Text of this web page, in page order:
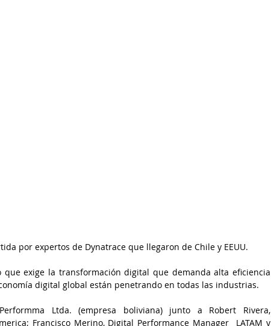
por expertos de Dynatrace que llegaron de Chile y EEUU.
exige la transformación digital que demanda alta eficiencia
digital global están penetrando en todas las industrias.
Ltda. (empresa boliviana) junto a Robert Rivera,
Francisco Merino, Digital Performance Manager  LATAM y